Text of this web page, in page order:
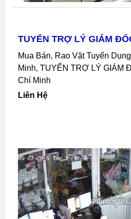
TUYỂN TRỢ LÝ GIÁM
Mua Bán, Rao Vặt Tuyển Dụng Tân Phú Hồ Chí
Minh, TUYỂN TRỢ LÝ GIÁM
Chí Minh
Liên Hệ